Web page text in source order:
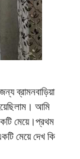
ব্রামনবাড়িয়া
আমি
মেয়ে।প্রথম
মেয়ে দেখ কি